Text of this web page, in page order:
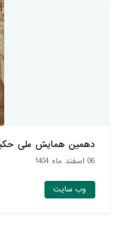
دهمین همایش ملی
06 اسفند ماه 1404
وب سایت